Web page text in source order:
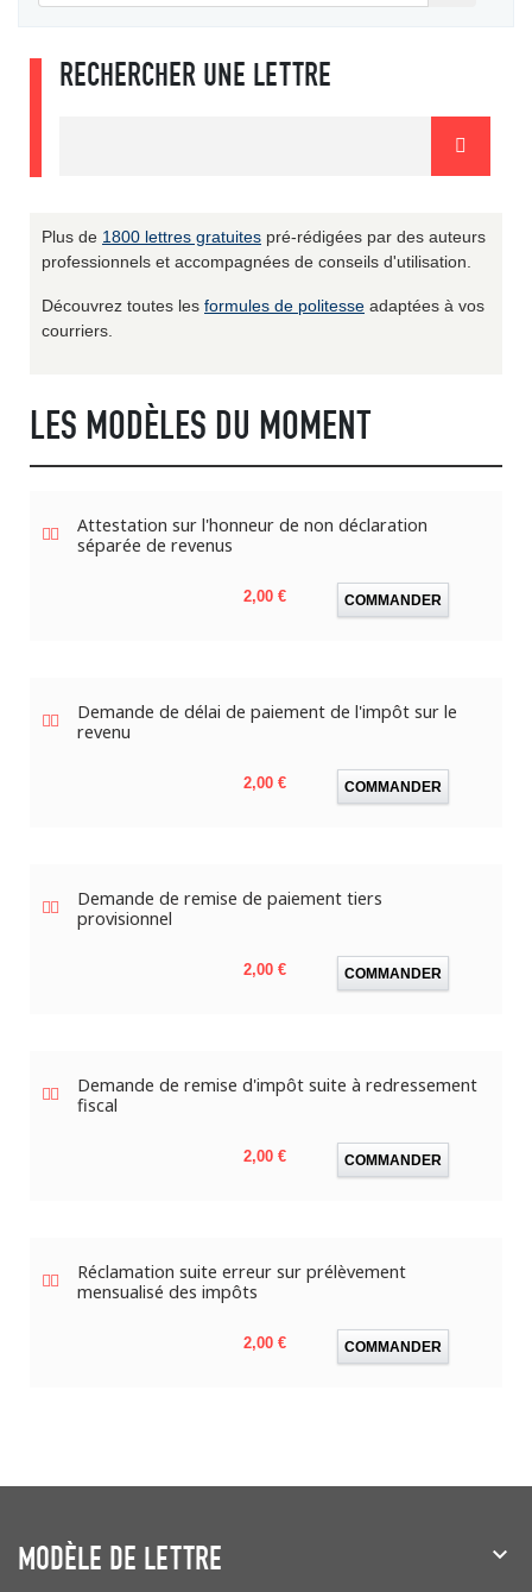
RECHERCHER UNE LETTRE
Plus de 1800 lettres gratuites pré-rédigées par des auteurs
professionnels et accompagnées de conseils d'utilisation.
Découvrez toutes les formules de politesse adaptées à vos
courriers.
LES MODÈLES DU MOMENT
Attestation sur l'honneur de non déclaration
séparée de revenus
Prix
2,00 € COMMANDER
Demande de délai de paiement de l'impôt sur le
revenu
Prix
2,00 € COMMANDER
Demande de remise de paiement tiers
provisionnel
Prix
2,00 € COMMANDER
Demande de remise d'impôt suite à redressement
fiscal
Prix
2,00 € COMMANDER
Réclamation suite erreur sur prélèvement
mensualisé des impôts
Prix
2,00 € COMMANDER
MODÈLE DE LETTRE